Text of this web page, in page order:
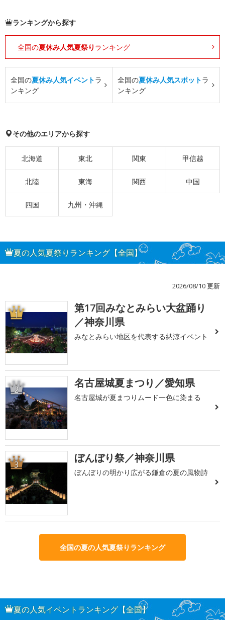
ランキングから探す
全国の夏休み人気夏祭り ランキング
全国の夏休み人気イベントラ
ンキング
全国の夏休み人気スポットラ
ンキング
その他のエリアから探す
北海道 東北 関東 甲信越
北陸 東海 関西 中国
四国 九州・沖縄
夏の人気夏祭りランキング【全国】
2026/08/10 更新
1
第17回みなとみらい大盆踊り
／神奈川県
みなとみらい地区を代表する納涼イベント
2 名古屋城夏まつり／愛知県
名古屋城が夏まつりムード一色に染まる
3 ぼんぼり祭／神奈川県
ぼんぼりの明かり広がる鎌倉の夏の風物詩
全国の夏の人気夏祭りランキング
夏の人気イベントランキング【全国】